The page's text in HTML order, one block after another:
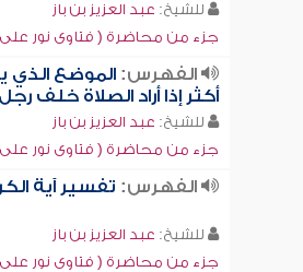
للشيخ: عبد العزيز بن باز
جزء من محاضرة ( فتاوى نور على
الفهرس:الموضع
أكثر إذا أراد الصلاة خلف
للشيخ: عبد العزيز بن باز
جزء من محاضرة ( فتاوى نور على
الفهرس: تفسير آية
للشيخ: عبد العزيز بن باز
جزء من محاضرة ( فتاوى نور على